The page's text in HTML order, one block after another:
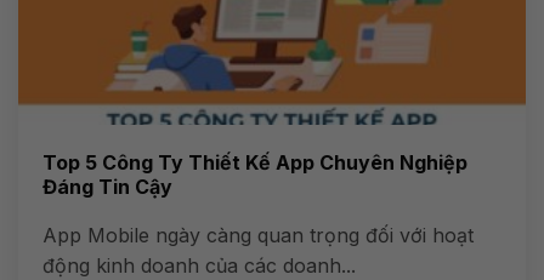
Top 5 Công Ty Thiết Kế App Chuyên Nghiệp
Đáng Tin Cậy
App Mobile ngày càng quan trọng đối với hoạt
động kinh doanh của các doanh...